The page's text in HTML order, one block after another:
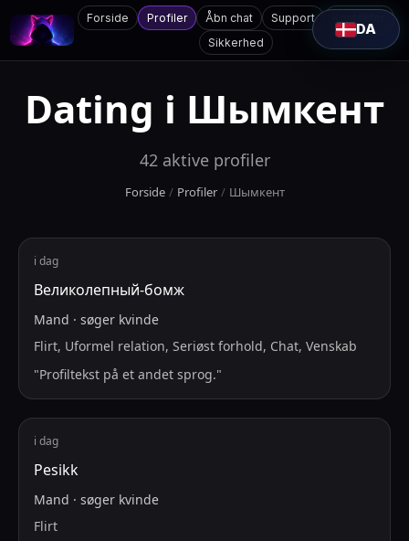
Forside Profiler Åbn chat Support
Sikkerhed
DA
Dating i Шымкент
42 aktive profiler
Forside / Profiler / Шымкент
i dag
Великолепный-бомж
Mand · søger kvinde
Flirt, Uformel relation, Seriøst forhold, Chat, Venskab
"Profiltekst på et andet sprog."
i dag
Pesikk
Mand · søger kvinde
Flirt